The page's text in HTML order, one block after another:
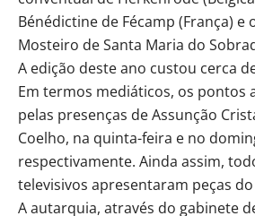
Bénédictine de Fécamp (França) e
Mosteiro de Santa Maria do
A edição deste ano custou cerca
Em termos mediáticos, os pontos
pelas presenças de Assunção
Coelho, na quinta-feira e no
respectivamente. Ainda assim,
televisivos apresentaram peças
A autarquia, através do gabinete